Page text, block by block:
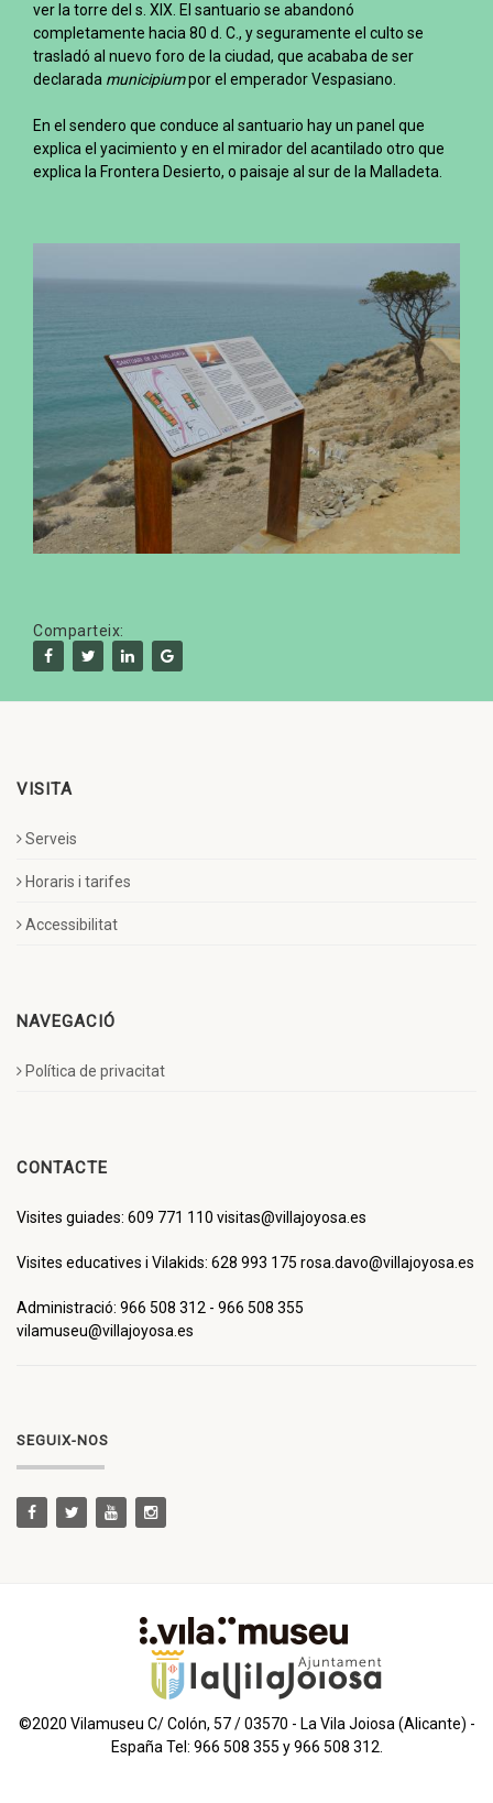
ver la torre del s. XIX. El santuario se abandonó
completamente hacia 80 d. C., y seguramente el culto se
trasladó al nuevo foro de la ciudad, que acababa de ser
declarada municipiumpor el emperador Vespasiano.
En el sendero que conduce al santuario hay un panel que
explica el yacimiento y en el mirador del acantilado otro que
explica la Frontera Desierto, o paisaje al sur de la Malladeta.
Comparteix:
VISITA
Serveis
Horaris i tarifes
Accessibilitat
NAVEGACIÓ
Política de privacitat
CONTACTE
Visites guiades: 609 771 110 visitas@villajoyosa.es
Visites educatives i Vilakids: 628 993 175 rosa.davo@villajoyosa.es
Administració: 966 508 312 - 966 508 355
vilamuseu@villajoyosa.es
SEGUIX-NOS
©2020 Vilamuseu C/ Colón, 57 / 03570 - La Vila Joiosa (Alicante) -
España Tel: 966 508 355 y 966 508 312.